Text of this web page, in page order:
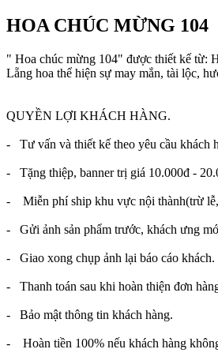
HOA CHÚC MỪNG 104
" Hoa chúc mừng 104" được thiết kế từ:
Lẵng hoa thể hiện sự may mắn, tài lộc,
QUYỀN LỢI KHÁCH HÀNG.
- Tư vấn và thiết kế theo yêu cầu khách
- Tặng thiệp, banner trị giá 10.000đ -
- Miễn phí ship khu vực nội thành(trừ
- Gửi ảnh sản phẩm trước, khách ưng
- Giao xong chụp ảnh lại báo cáo khách.
- Thanh toán sau khi hoàn thiện đơn
- Bảo mật thông tin khách hàng.
- Hoàn tiền 100% nếu khách hàng